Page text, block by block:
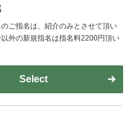
ご指名は、紹介のみとさせて頂い
外の新規指名は指名料2200円頂い
Select